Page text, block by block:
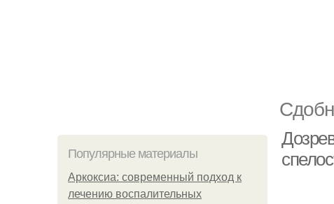
Популярные материалы
Аркоксиа: современный подход к
лечению воспалительных